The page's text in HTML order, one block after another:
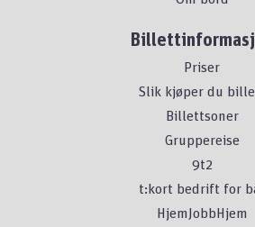
Priser
Slik kjøper du
Billettsoner
Gruppereise
9t2
t:kort bedrift for
HjemJobbHjem